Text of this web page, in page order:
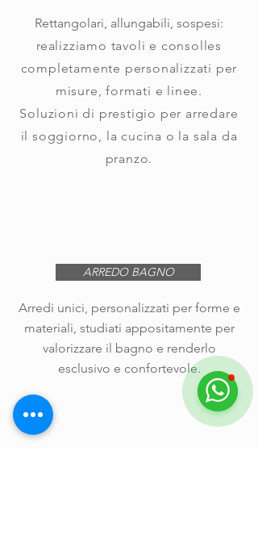
Rettangolari, allungabili, sospesi:
realizziamo tavoli e consolles
completamente personalizzati per
misure, formati e linee.
Soluzioni di prestigio per arredare
il soggiorno, la cucina o la sala da
pranzo.
ARREDO BAGNO
Arredi unici, personalizzati per forme e
materiali, studiati appositamente per
valorizzare il bagno e renderlo
esclusivo e confortevole.